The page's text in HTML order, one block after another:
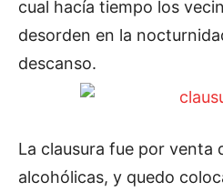
cual hacía tiempo los
desorden en la
descanso.
La clausura fue por venta
alcohólicas, y quedo